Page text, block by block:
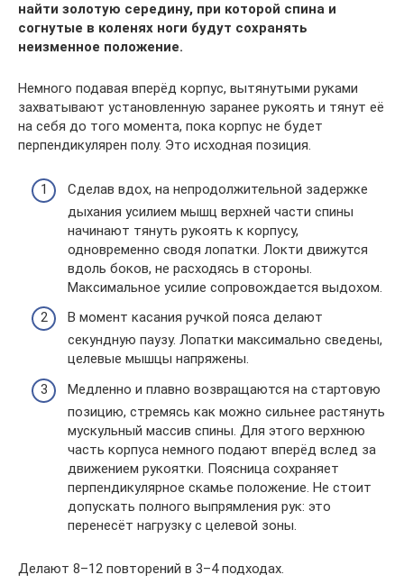
найти золотую середину, при которой спина и
согнутые в коленях ноги будут сохранять
неизменное положение.
Немного подавая вперёд корпус, вытянутыми руками
захватывают установленную заранее рукоять и тянут её
на себя до того момента, пока корпус не будет
перпендикулярен полу. Это исходная позиция.
Сделав вдох, на непродолжительной задержке
дыхания усилием мышц верхней части спины
начинают тянуть рукоять к корпусу,
одновременно сводя лопатки. Локти движутся
вдоль боков, не расходясь в стороны.
Максимальное усилие сопровождается выдохом.
В момент касания ручкой пояса делают
секундную паузу. Лопатки максимально сведены,
целевые мышцы напряжены.
Медленно и плавно возвращаются на стартовую
позицию, стремясь как можно сильнее растянуть
мускульный массив спины. Для этого верхнюю
часть корпуса немного подают вперёд вслед за
движением рукоятки. Поясница сохраняет
перпендикулярное скамье положение. Не стоит
допускать полного выпрямления рук: это
перенесёт нагрузку с целевой зоны.
Делают 8–12 повторений в 3–4 подходах.